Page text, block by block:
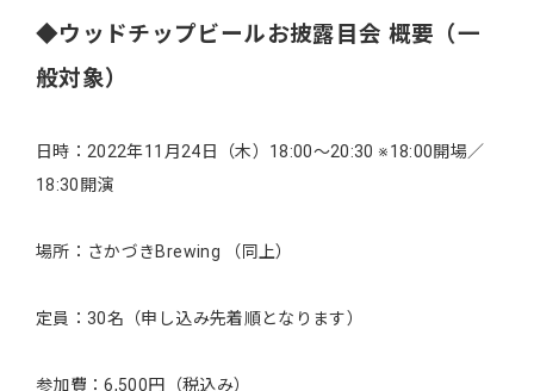
◆ウッドチップビールお披露目会 概要（一
般対象）
日時：2022年11月24日（木）18:00～20:30 ※18:00開場／
18:30開演
場所：さかづきBrewing （同上）
定員：30名（申し込み先着順となります）
参加費：6,500円（税込み）